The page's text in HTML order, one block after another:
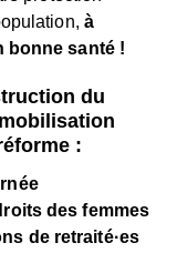
à
bonne santé !
du
:
des femmes
de retraité·es